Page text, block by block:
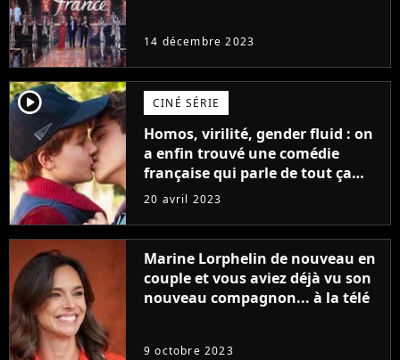
14 décembre 2023
player2 CINÉ SÉRIE
Homos, virilité, gender fluid : on
a enfin trouvé une comédie
française qui parle de tout ça
sans être super ringarde
20 avril 2023
Marine Lorphelin de nouveau en
couple et vous aviez déjà vu son
nouveau compagnon... à la télé
9 octobre 2023